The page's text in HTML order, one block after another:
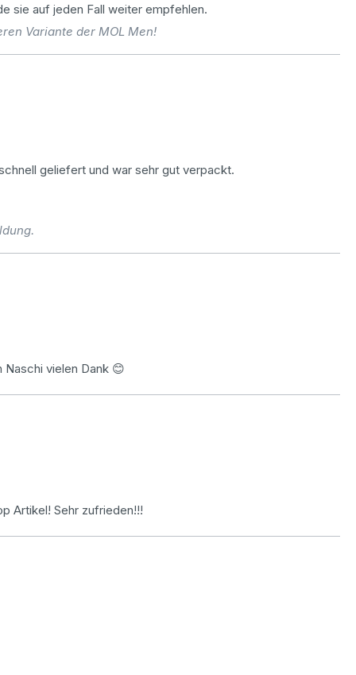
sie auf jeden Fall weiter empfehlen.
Variante der MOL Men!
geliefert und war sehr gut verpackt.
vielen Dank 😊
Artikel! Sehr zufrieden!!!